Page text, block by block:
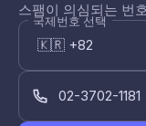
스팸이 의심되는 번
국제번호 선택